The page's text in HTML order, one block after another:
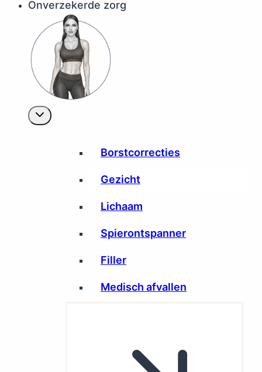
Onverzekerde zorg
Borstcorrecties
Gezicht
Lichaam
Spierontspanner
Filler
Medisch afvallen